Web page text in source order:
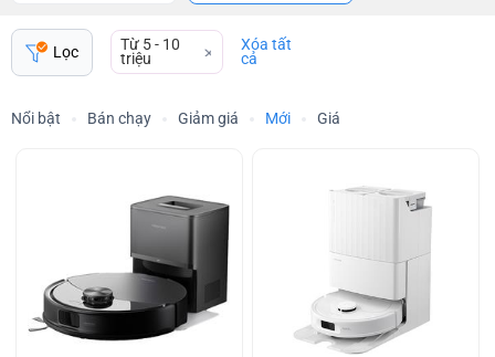
Lọc
Từ 5 - 10
triệu
Xóa tất
cả
Nổi bật Bán chạy Giảm giá Mới Giá